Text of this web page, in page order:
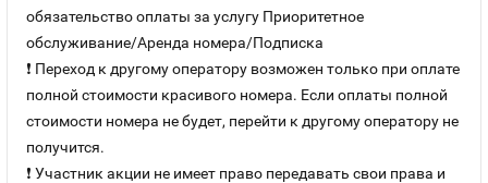
обязательство оплаты за услугу Приоритетное
обслуживание/Аренда номера/Подписка
❗ Переход к другому оператору возможен только при оплате
полной стоимости красивого номера. Если оплаты полной
стоимости номера не будет, перейти к другому оператору не
получится.
❗ Участник акции не имеет право передавать свои права и